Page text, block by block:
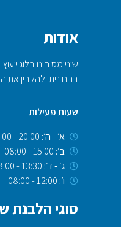
אודות
שיניימס הינו בלוג
בהם ניתן להלבין את
שעות פעילות
א׳ - ה׳: 20:00 - 14:00
ב׳: 15:00 - 08:00
ג׳ - ד׳: 13:30 - 08:00
ו׳: 12:00 - 08:00
סוגי הלבנת